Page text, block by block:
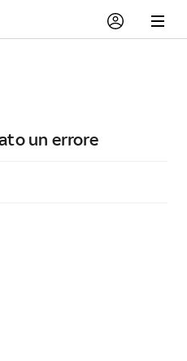
un errore